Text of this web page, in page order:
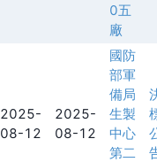
0五
廠
2025-
08-12
2025-
08-12
國防
部軍
備局
生製
中心
第二